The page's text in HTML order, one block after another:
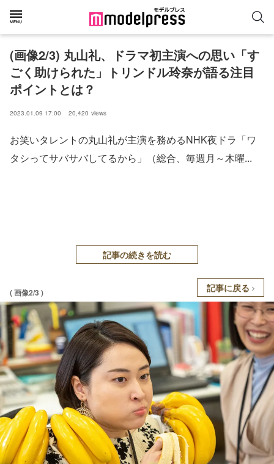
(画像2/3) 丸山礼、ドラマ初主演への思い「す
ごく助けられた」トリンドル玲奈が語る注目
ポイントとは？
2023.01.09 17:00 20,420 views
お笑いタレントの丸山礼が主演を務めるNHK夜ドラ「ワ
タシってサバサバしてるから」（総合、毎週月～木曜...
記事の続きを読む
( 画像2/3 ) 記事に戻る